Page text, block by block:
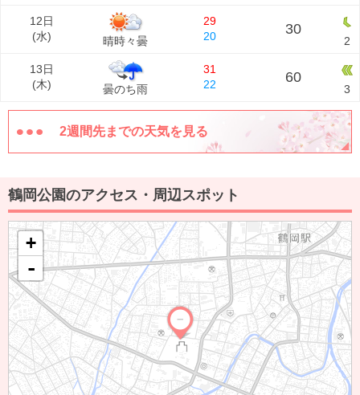
12日
(水) 晴時々曇
29
20
30
2
13日
(木) 曇のち雨
31
22
60
3
2週間先までの天気を見る
鶴岡公園のアクセス・周辺スポット
+
-